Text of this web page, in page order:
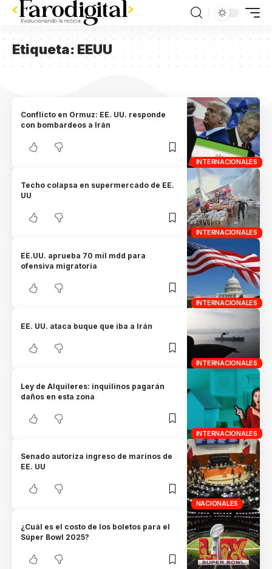
Etiqueta:EEUU
INTERNACIONALES
Conflicto en Ormuz: EE. UU. responde
con bombardeos a Irán
INTERNACIONALES
Techo colapsa en supermercado de EE.
UU
INTERNACIONALES
EE.UU. aprueba 70 mil mdd para
ofensiva migratoria
INTERNACIONALES
EE. UU. ataca buque que iba a Irán
INTERNACIONALES
Ley de Alquileres: inquilinos pagarán
daños en esta zona
NACIONALES
Senado autoriza ingreso de marinos de
EE. UU
¿Cuál es el costo de los boletos para el
Súper Bowl 2025?